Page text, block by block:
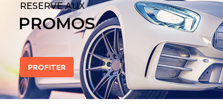
RESERVE AUX
PROMOS
PROFITER